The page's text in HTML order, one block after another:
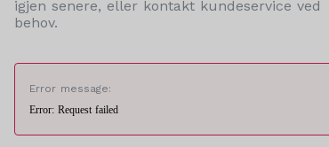
igjen senere, eller kontakt kundeservice ved
behov.
Error message:
Error: Request failed